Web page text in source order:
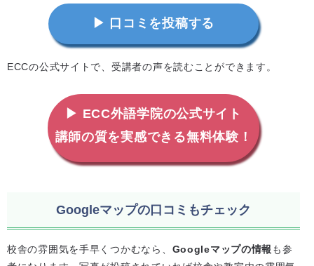
▶ 口コミを投稿する
ECCの公式サイトで、受講者の声を読むことができます。
▶ ECC外語学院の公式サイト
講師の質を実感できる無料体験！
Googleマップの口コミもチェック
校舎の雰囲気を手早くつかむなら、 Googleマップの情報 も参